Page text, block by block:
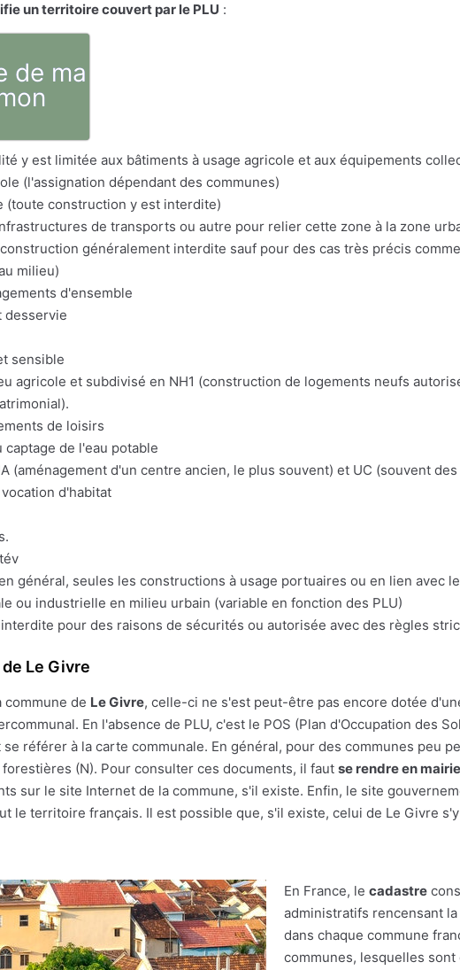
un territoire couvert par le PLU :
de ma
y est limitée aux bâtiments à usage agricole et aux équipements
(l'assignation dépendant des communes)
(toute construction y est interdite)
de transports ou autre pour relier cette zone à la zone
généralement interdite sauf pour des cas très précis
milieu)
d'ensemble
desservie
sensible
agricole et subdivisé en NH1 (construction de logements neufs
de loisirs
de l'eau potable
(aménagement d'un centre ancien, le plus souvent) et UC (souvent
d'habitat
général, seules les constructions à usage portuaires ou en lien avec
ou industrielle en milieu urbain (variable en fonction des PLU)
pour des raisons de sécurités ou autorisée avec des règles
Le Givre
commune de Le Givre, celle-ci ne s'est peut-être pas encore dotée
En l'absence de PLU, c'est le POS (Plan d'Occupation des
référer à la carte communale. En général, pour des communes peu
(N). Pour consulter ces documents, il faut se rendre en mairie
sur le site Internet de la commune, s'il existe. Enfin, le site
le territoire français. Il est possible que, s'il existe, celui de Le Givre
En France, le cadastre
administratifs rencensant
dans chaque commune
communes, lesquelles